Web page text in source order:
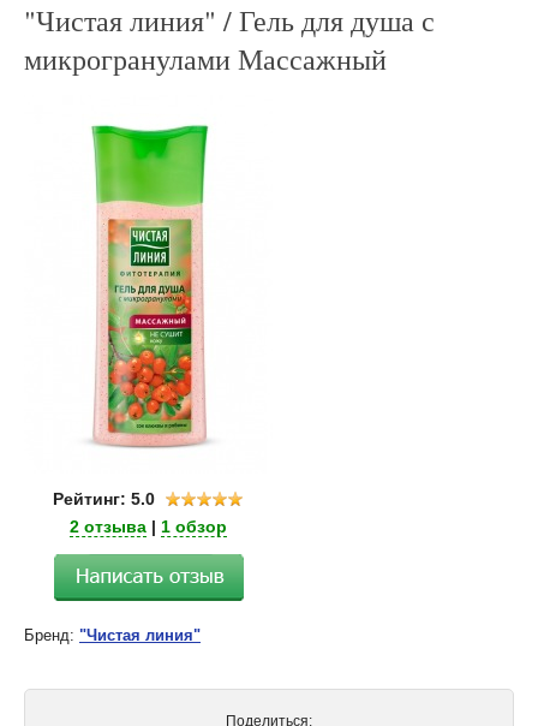
"Чистая линия" / Гель для душа с
микрогранулами Массажный
Рейтинг: 5.0
2 отзыва | 1 обзор
Бренд: "Чистая линия"
Поделиться: